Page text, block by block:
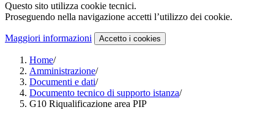
Questo sito utilizza cookie tecnici.
Proseguendo nella navigazione accetti l’utilizzo dei cookie.
Maggiori informazioni Accetto i cookies
Home/
Amministrazione/
Documenti e dati/
Documento tecnico di supporto istanza/
G10 Riqualificazione area PIP